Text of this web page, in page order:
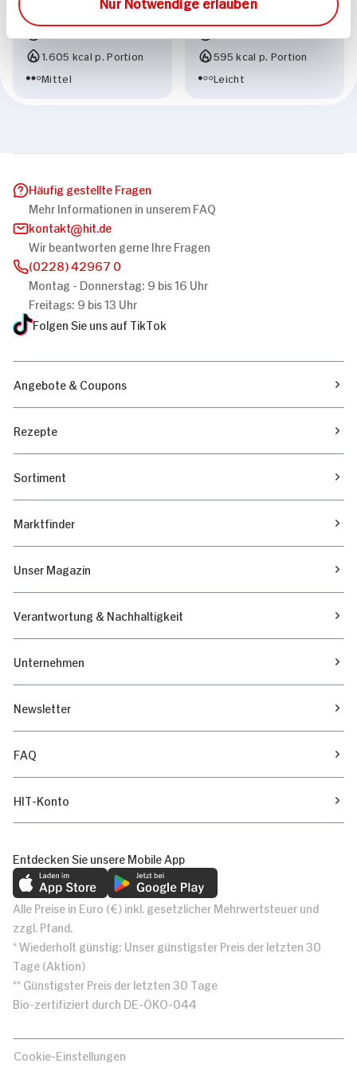
Sommersalat
1.605 kcal p. Portion
Mittel
595 kcal p. Portion
Leicht
Häufig gestellte Fragen
Mehr Informationen in unserem FAQ
kontakt
hit.de
Wir beantworten gerne Ihre Fragen
(0228) 42967 0
Montag - Donnerstag: 9 bis 16 Uhr
Freitags: 9 bis 13 Uhr
Folgen Sie uns auf TikTok
Angebote & Coupons
Rezepte
Sortiment
Marktfinder
Unser Magazin
Verantwortung & Nachhaltigkeit
Unternehmen
Newsletter
FAQ
HIT-Konto
Entdecken Sie unsere Mobile App
Alle Preise in Euro (€) inkl. gesetzlicher Mehrwertsteuer und
zzgl. Pfand.
* Wiederholt günstig: Unser günstigster Preis der letzten 30
Tage (Aktion)
** Günstigster Preis der letzten 30 Tage
Bio-zertifiziert durch DE-ÖKO-044
Cookie-Einstellungen